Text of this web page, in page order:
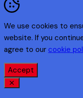
We use cookies to
website. If you
agree to our cookie
Accept